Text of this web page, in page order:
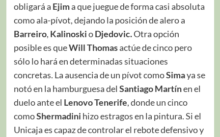
obligará a Ejima que juegue de forma casi absoluta
como ala-pívot, dejando la posición de alero a
Barreiro, KalinoskioDjedovic.Otra opción
posible es queWill Thomasactúe de cinco pero
sólo lo hará en determinadas situaciones
concretas. La ausencia de un pívot comoSimaya se
notó en la hamburguesa del Santiago Martínen el
duelo ante el Lenovo Tenerife, donde un cinco
comoShermadini hizo estragos en la pintura. Si el
Unicaja es capaz de controlar el rebote defensivo y